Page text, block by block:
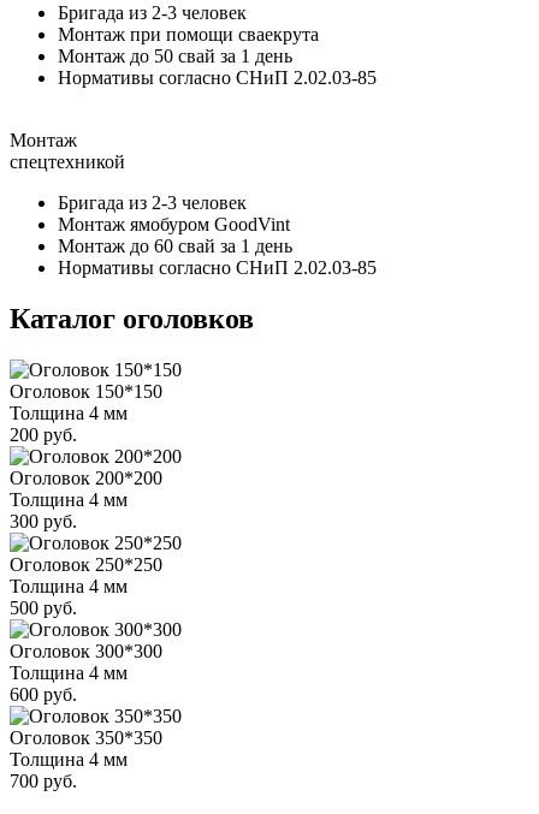
Бригада из 2-3 человек
Монтаж при помощи сваекрута
Монтаж до 50 свай за 1 день
Нормативы согласно СНиП 2.02.03-85
Монтаж
спецтехникой
Бригада из 2-3 человек
Монтаж ямобуром GoodVint
Монтаж до 60 свай за 1 день
Нормативы согласно СНиП 2.02.03-85
Каталог оголовков
Оголовок 150*150
Толщина 4 мм
200 руб.
Оголовок 200*200
Толщина 4 мм
300 руб.
Оголовок 250*250
Толщина 4 мм
500 руб.
Оголовок 300*300
Толщина 4 мм
600 руб.
Оголовок 350*350
Толщина 4 мм
700 руб.